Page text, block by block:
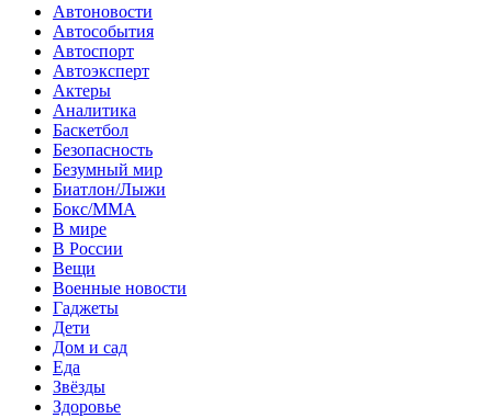
Автоновости
Автособытия
Автоспорт
Автоэксперт
Актеры
Аналитика
Баскетбол
Безопасность
Безумный мир
Биатлон/Лыжи
Бокс/MMA
В мире
В России
Вещи
Военные новости
Гаджеты
Дети
Дом и сад
Еда
Звёзды
Здоровье